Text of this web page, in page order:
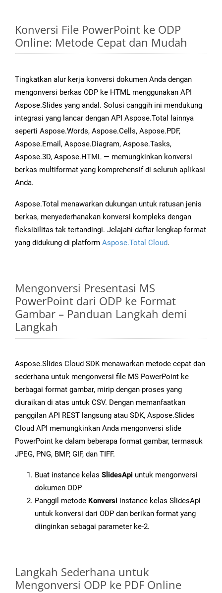
Konversi File PowerPoint ke ODP
Online: Metode Cepat dan Mudah
Tingkatkan alur kerja konversi dokumen Anda dengan
mengonversi berkas ODP ke HTML menggunakan API
Aspose.Slides yang andal. Solusi canggih ini mendukung
integrasi yang lancar dengan API Aspose.Total lainnya
seperti Aspose.Words, Aspose.Cells, Aspose.PDF,
Aspose.Email, Aspose.Diagram, Aspose.Tasks,
Aspose.3D, Aspose.HTML — memungkinkan konversi
berkas multiformat yang komprehensif di seluruh aplikasi
Anda.
Aspose.Total menawarkan dukungan untuk ratusan jenis
berkas, menyederhanakan konversi kompleks dengan
fleksibilitas tak tertandingi. Jelajahi daftar lengkap format
yang didukung di platform Aspose.Total Cloud.
Mengonversi Presentasi MS
PowerPoint dari ODP ke Format
Gambar – Panduan Langkah demi
Langkah
Aspose.Slides Cloud SDK menawarkan metode cepat dan
sederhana untuk mengonversi file MS PowerPoint ke
berbagai format gambar, mirip dengan proses yang
diuraikan di atas untuk CSV. Dengan memanfaatkan
panggilan API REST langsung atau SDK, Aspose.Slides
Cloud API memungkinkan Anda mengonversi slide
PowerPoint ke dalam beberapa format gambar, termasuk
JPEG, PNG, BMP, GIF, dan TIFF.
Buat instance kelas SlidesApi untuk mengonversi
dokumen ODP
Panggil metode Konversi instance kelas SlidesApi
untuk konversi dari ODP dan berikan format yang
diinginkan sebagai parameter ke-2.
Langkah Sederhana untuk
Mengonversi ODP ke PDF Online